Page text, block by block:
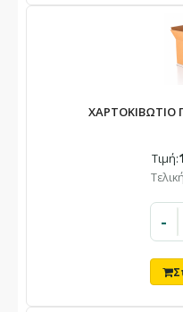
Οι παραγγελίες που θα
ΧΑΡΤΟΚΙΒΩΤΙΟ
Τιμή:
-